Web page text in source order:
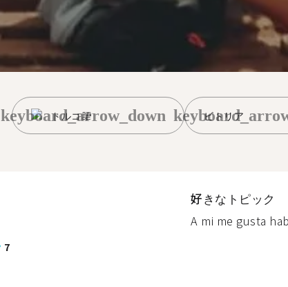
トルコ語
keyboard_arrow_down ビトリア
7
好きなトピック
A mi me gusta